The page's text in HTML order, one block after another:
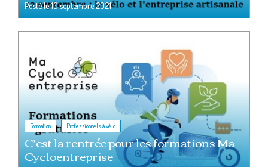
Posté le10 septembre 2021
Formation , Professionnels à vélo
C’est la rentrée pour les formations Ma
Cycloentreprise